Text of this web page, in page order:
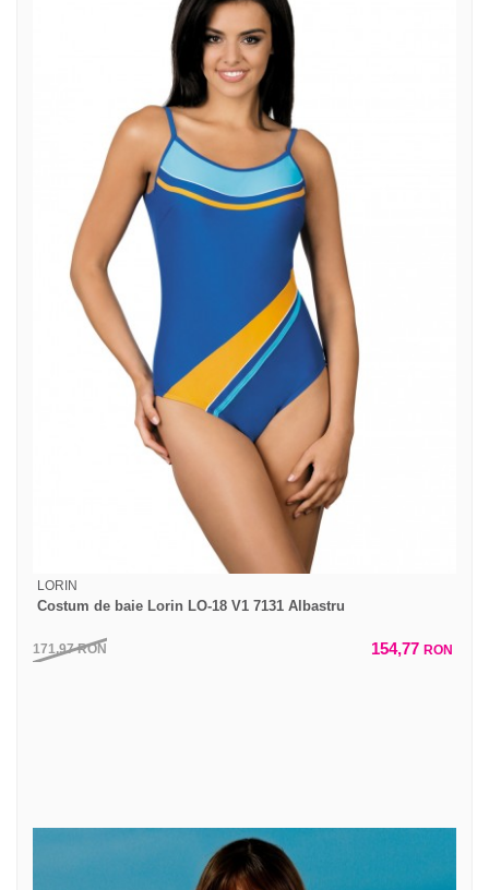
LORIN
Costum de baie Lorin LO-18 V1 7131 Albastru
171,97RON 154,77 RON